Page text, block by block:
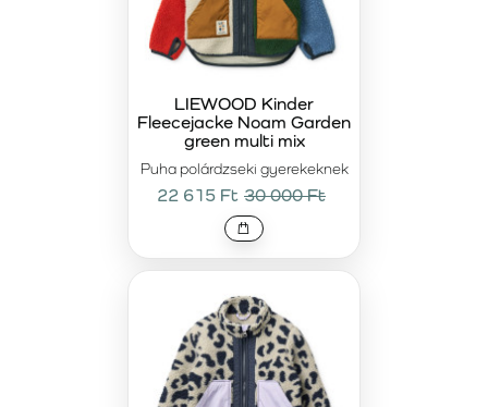
Puha polárdzseki gyerekeknek
LIEWOOD Kinder
Fleecejacke Noam Garden
green multi mix
22 615 Ft 30 000 Ft